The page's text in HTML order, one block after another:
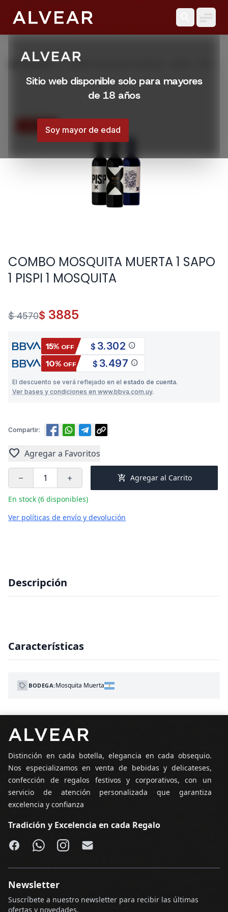
Sitio web disponible solo para mayores
de 18 años
Soy mayor de edad
Productos
COMBO MOSQUITA MUERTA 1 SAPO 1 PISPI
15% OFF
COMBO MOSQUITA MUERTA 1 SAPO
1 PISPI 1 MOSQUITA
$ 4570$ 3885
15% OFF $ 3.302 info
10% OFF $ 3.497 info
El descuento se verá reflejado en el estado de cuenta.
Ver bases y condiciones en www.bbva.com.uy.
Compartir:
favorite Agregar a Favoritos
remove add add_shopping_cart Agregar al Carrito
En stock (6 disponibles)
Ver políticas de envío y devolución
Descripción
Características
BODEGA:Mosquita Muerta
Distinción en cada botella, elegancia en cada obsequio.
Nos especializamos en venta de bebidas y delicateses,
confección de regalos festivos y corporativos, con un
servicio de atención personalizada que garantiza
excelencia y confianza
Tradición y Excelencia en cada Regalo
Facebook
WhatsApp
Instagram
Email
Newsletter
Suscríbete a nuestro newsletter para recibir las últimas
ofertas y novedades.